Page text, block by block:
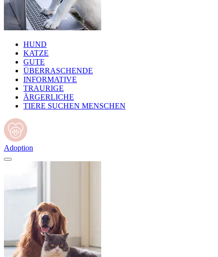
HUND
KATZE
GUTE
ÜBERRASCHENDE
INFORMATIVE
TRAURIGE
ÄRGERLICHE
TIERE SUCHEN MENSCHEN
Adoption